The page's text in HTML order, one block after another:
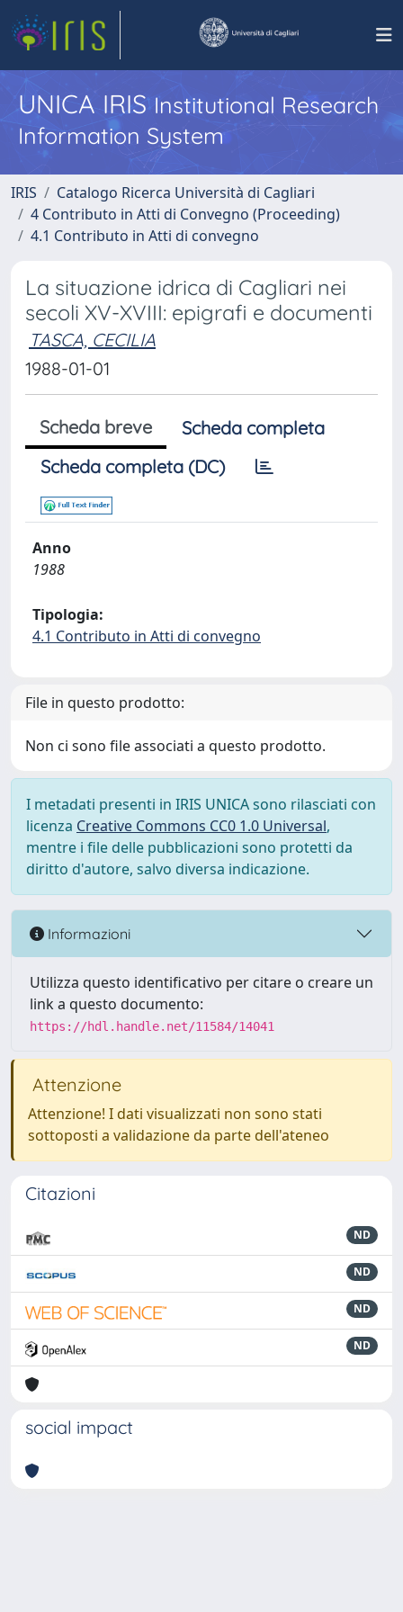
UNICA IRISInstitutional Research
Information System
IRIS
Catalogo Ricerca Università di Cagliari
4 Contributo in Atti di Convegno (Proceeding)
4.1 Contributo in Atti di convegno
La situazione idrica di Cagliari nei
secoli XV-XVIII: epigrafi e documenti
TASCA, CECILIA
1988-01-01
Scheda breve
Scheda completa
Scheda completa (DC)
Anno
1988
Tipologia:
4.1 Contributo in Atti di convegno
File in questo prodotto:
Non ci sono file associati a questo prodotto.
I metadati presenti in IRIS UNICA sono rilasciati con
licenza Creative Commons CC0 1.0 Universal,
mentre i file delle pubblicazioni sono protetti da
diritto d'autore, salvo diversa indicazione.
Informazioni
Utilizza questo identificativo per citare o creare un
link a questo documento:
https://hdl.handle.net/11584/14041
Attenzione
Attenzione! I dati visualizzati non sono stati
sottoposti a validazione da parte dell'ateneo
Citazioni
ND
ND
ND
ND
social impact